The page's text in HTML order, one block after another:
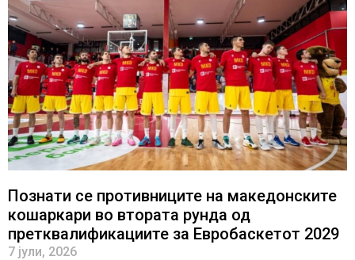
Познати се противниците на македонските
кошаркари во втората рунда од
претквалификациите за Евробаскетот 2029
7 јули, 2026